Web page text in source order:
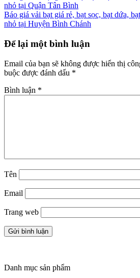
nhỏ tại Quận Tân Bình
Báo giá vải bạt giá rẻ, bạt sọc, bạt dứa,
nhỏ tại Huyện Bình Chánh
Để lại một bình luận
Email của bạn sẽ không được hiển thị
buộc được đánh dấu *
Bình luận *
Tên
Email
Trang web
Danh mục sản phẩm